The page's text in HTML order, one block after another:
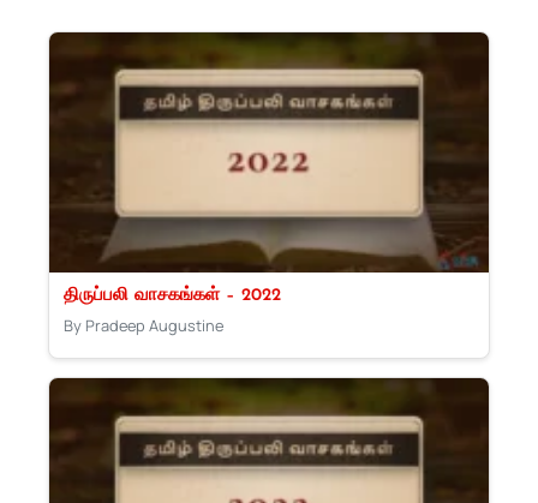
திருப்பலி வாசகங்கள் – 2022
By Pradeep Augustine